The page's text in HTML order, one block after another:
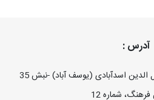
شرکت پخش فولاد ماهان میتوانید
آدرس :
تهران – خیابان سید جمال الدین اسدآبادی (یوسف آباد) -نبش 35
شماره 12